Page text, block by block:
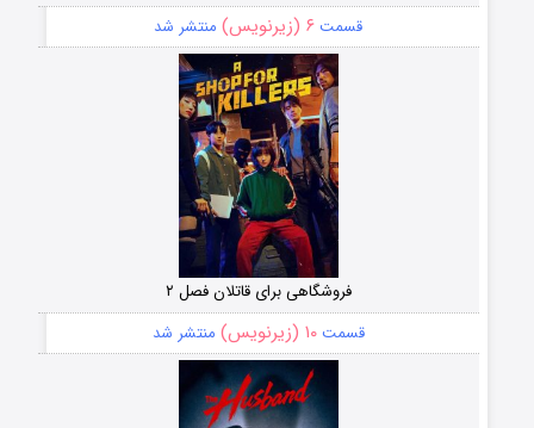
قسمت ۶ (زیرنویس) منتشر شد
فروشگاهی برای قاتلان فصل ۲
قسمت۱۰ (زیرنویس) منتشر شد